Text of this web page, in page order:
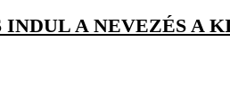
INDUL A NEVEZÉS A